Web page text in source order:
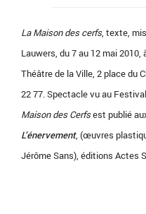
La Maison des cerfs, texte,
Lauwers, du 7 au 12 mai
Théâtre de la Ville, 2 place du
22 77. Spectacle vu au
Maison des Cerfsest publié
L’énervement, (œuvres
Jérôme Sans), éditions Actes